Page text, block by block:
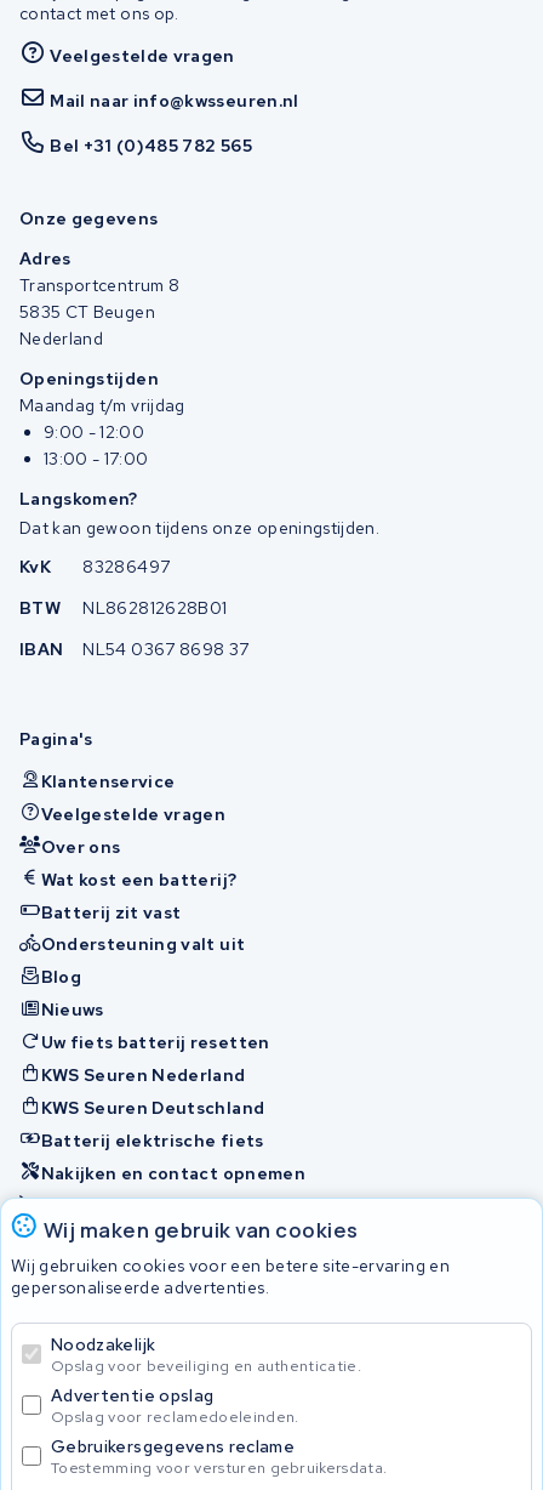
Wij maken gebruik van cookies
Wij gebruiken cookies voor een betere site-ervaring en
gepersonaliseerde advertenties.
Noodzakelijk
Opslag voor beveiliging en authenticatie.
Advertentie opslag
Opslag voor reclamedoeleinden.
Gebruikersgegevens reclame
Toestemming voor versturen gebruikersdata.
contact met ons op.
Veelgestelde vragen
Mail naar info@kwsseuren.nl
Bel +31 (0)485 782 565
Onze gegevens
Adres
Transportcentrum 8
5835 CT Beugen
Nederland
Openingstijden
Maandag t/m vrijdag
9:00 - 12:00
13:00 - 17:00
Langskomen?
Dat kan gewoon tijdens onze openingstijden.
KvK
83286497
BTW
NL862812628B01
IBAN
NL54 0367 8698 37
Pagina's
Klantenservice
Veelgestelde vragen
Over ons
Wat kost een batterij?
Batterij zit vast
Ondersteuning valt uit
Blog
Nieuws
Uw fiets batterij resetten
KWS Seuren Nederland
KWS Seuren Deutschland
Batterij elektrische fiets
Nakijken en contact opnemen
Onherstelbaar
Accu's
© 2026 KWS Seuren
Algemene voorwaarden
Privacy Policy